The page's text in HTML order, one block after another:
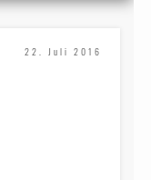
22. Juli 2016